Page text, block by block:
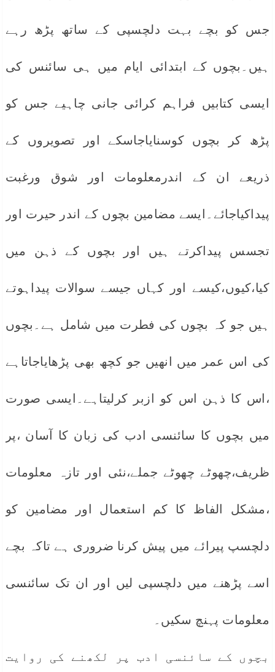
جس کو بچے بہت دلچسپی کے ساتھ پڑھ رہے
ہیں۔بچوں کے ابتدائی ایام میں ہی سائنس کی
ایسی کتابیں فراہم کرائی جانی چاہیے جس کو
پڑھ کر بچوں کوسنایاجاسکے اور تصویروں کے
ذریعے ان کے اندرمعلومات اور شوق ورغبت
پیداکیاجائے۔ایسے مضامین بچوں کے اندر حیرت اور
تجسس پیداکرتے ہیں اور بچوں کے ذہن میں
کیا،کیوں،کیسے اور کہاں جیسے سوالات پیداہوتے
ہیں جو کہ بچوں کی فطرت میں شامل ہے۔بچوں
کی اس عمر میں انھیں جو کچھ بھی پڑھایاجاتاہے
،اس کا ذہن اس کو ازبر کرلیتاہے۔ایسی صورت
میں بچوں کا سائنسی ادب کی زبان کا آسان ،پر
ظریف،چھوٹے چھوٹے جملے،نئی اور تازہ معلومات
،مشکل الفاظ کا کم استعمال اور مضامین کو
دلچسپ پیرائے میں پیش کرنا ضروری ہے تاکہ بچے
اسے پڑھنے میں دلچسپی لیں اور ان تک سائنسی
معلومات پہنچ سکیں۔
بچوں کے سائنسی ادب پر لکھنے کی روایت